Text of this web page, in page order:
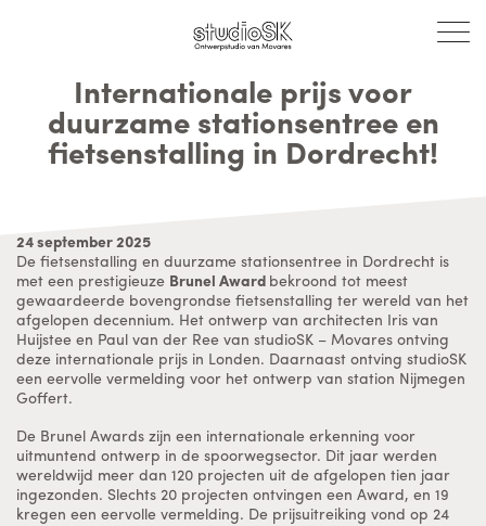
Internationale prijs voor
duurzame stationsentree en
fietsenstalling in Dordrecht!
24 september 2025
De fietsenstalling en duurzame stationsentree in Dordrecht is
met een prestigieuze Brunel Award bekroond tot meest
gewaardeerde bovengrondse fietsenstalling ter wereld van het
afgelopen decennium. Het ontwerp van architecten Iris van
Huijstee en Paul van der Ree van studioSK – Movares ontving
deze internationale prijs in Londen. Daarnaast ontving studioSK
een eervolle vermelding voor het ontwerp van station Nijmegen
Goffert.
De Brunel Awards zijn een internationale erkenning voor
uitmuntend ontwerp in de spoorwegsector. Dit jaar werden
wereldwijd meer dan 120 projecten uit de afgelopen tien jaar
ingezonden. Slechts 20 projecten ontvingen een Award, en 19
kregen een eervolle vermelding. De prijsuitreiking vond op 24